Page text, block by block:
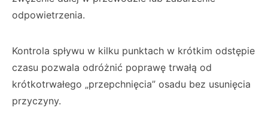
odpowietrzenia.
Kontrola spływu w kilku punktach w krótkim odstępie
czasu pozwala odróżnić poprawę trwałą od
krótkotrwałego „przepchnięcia” osadu bez usunięcia
przyczyny.